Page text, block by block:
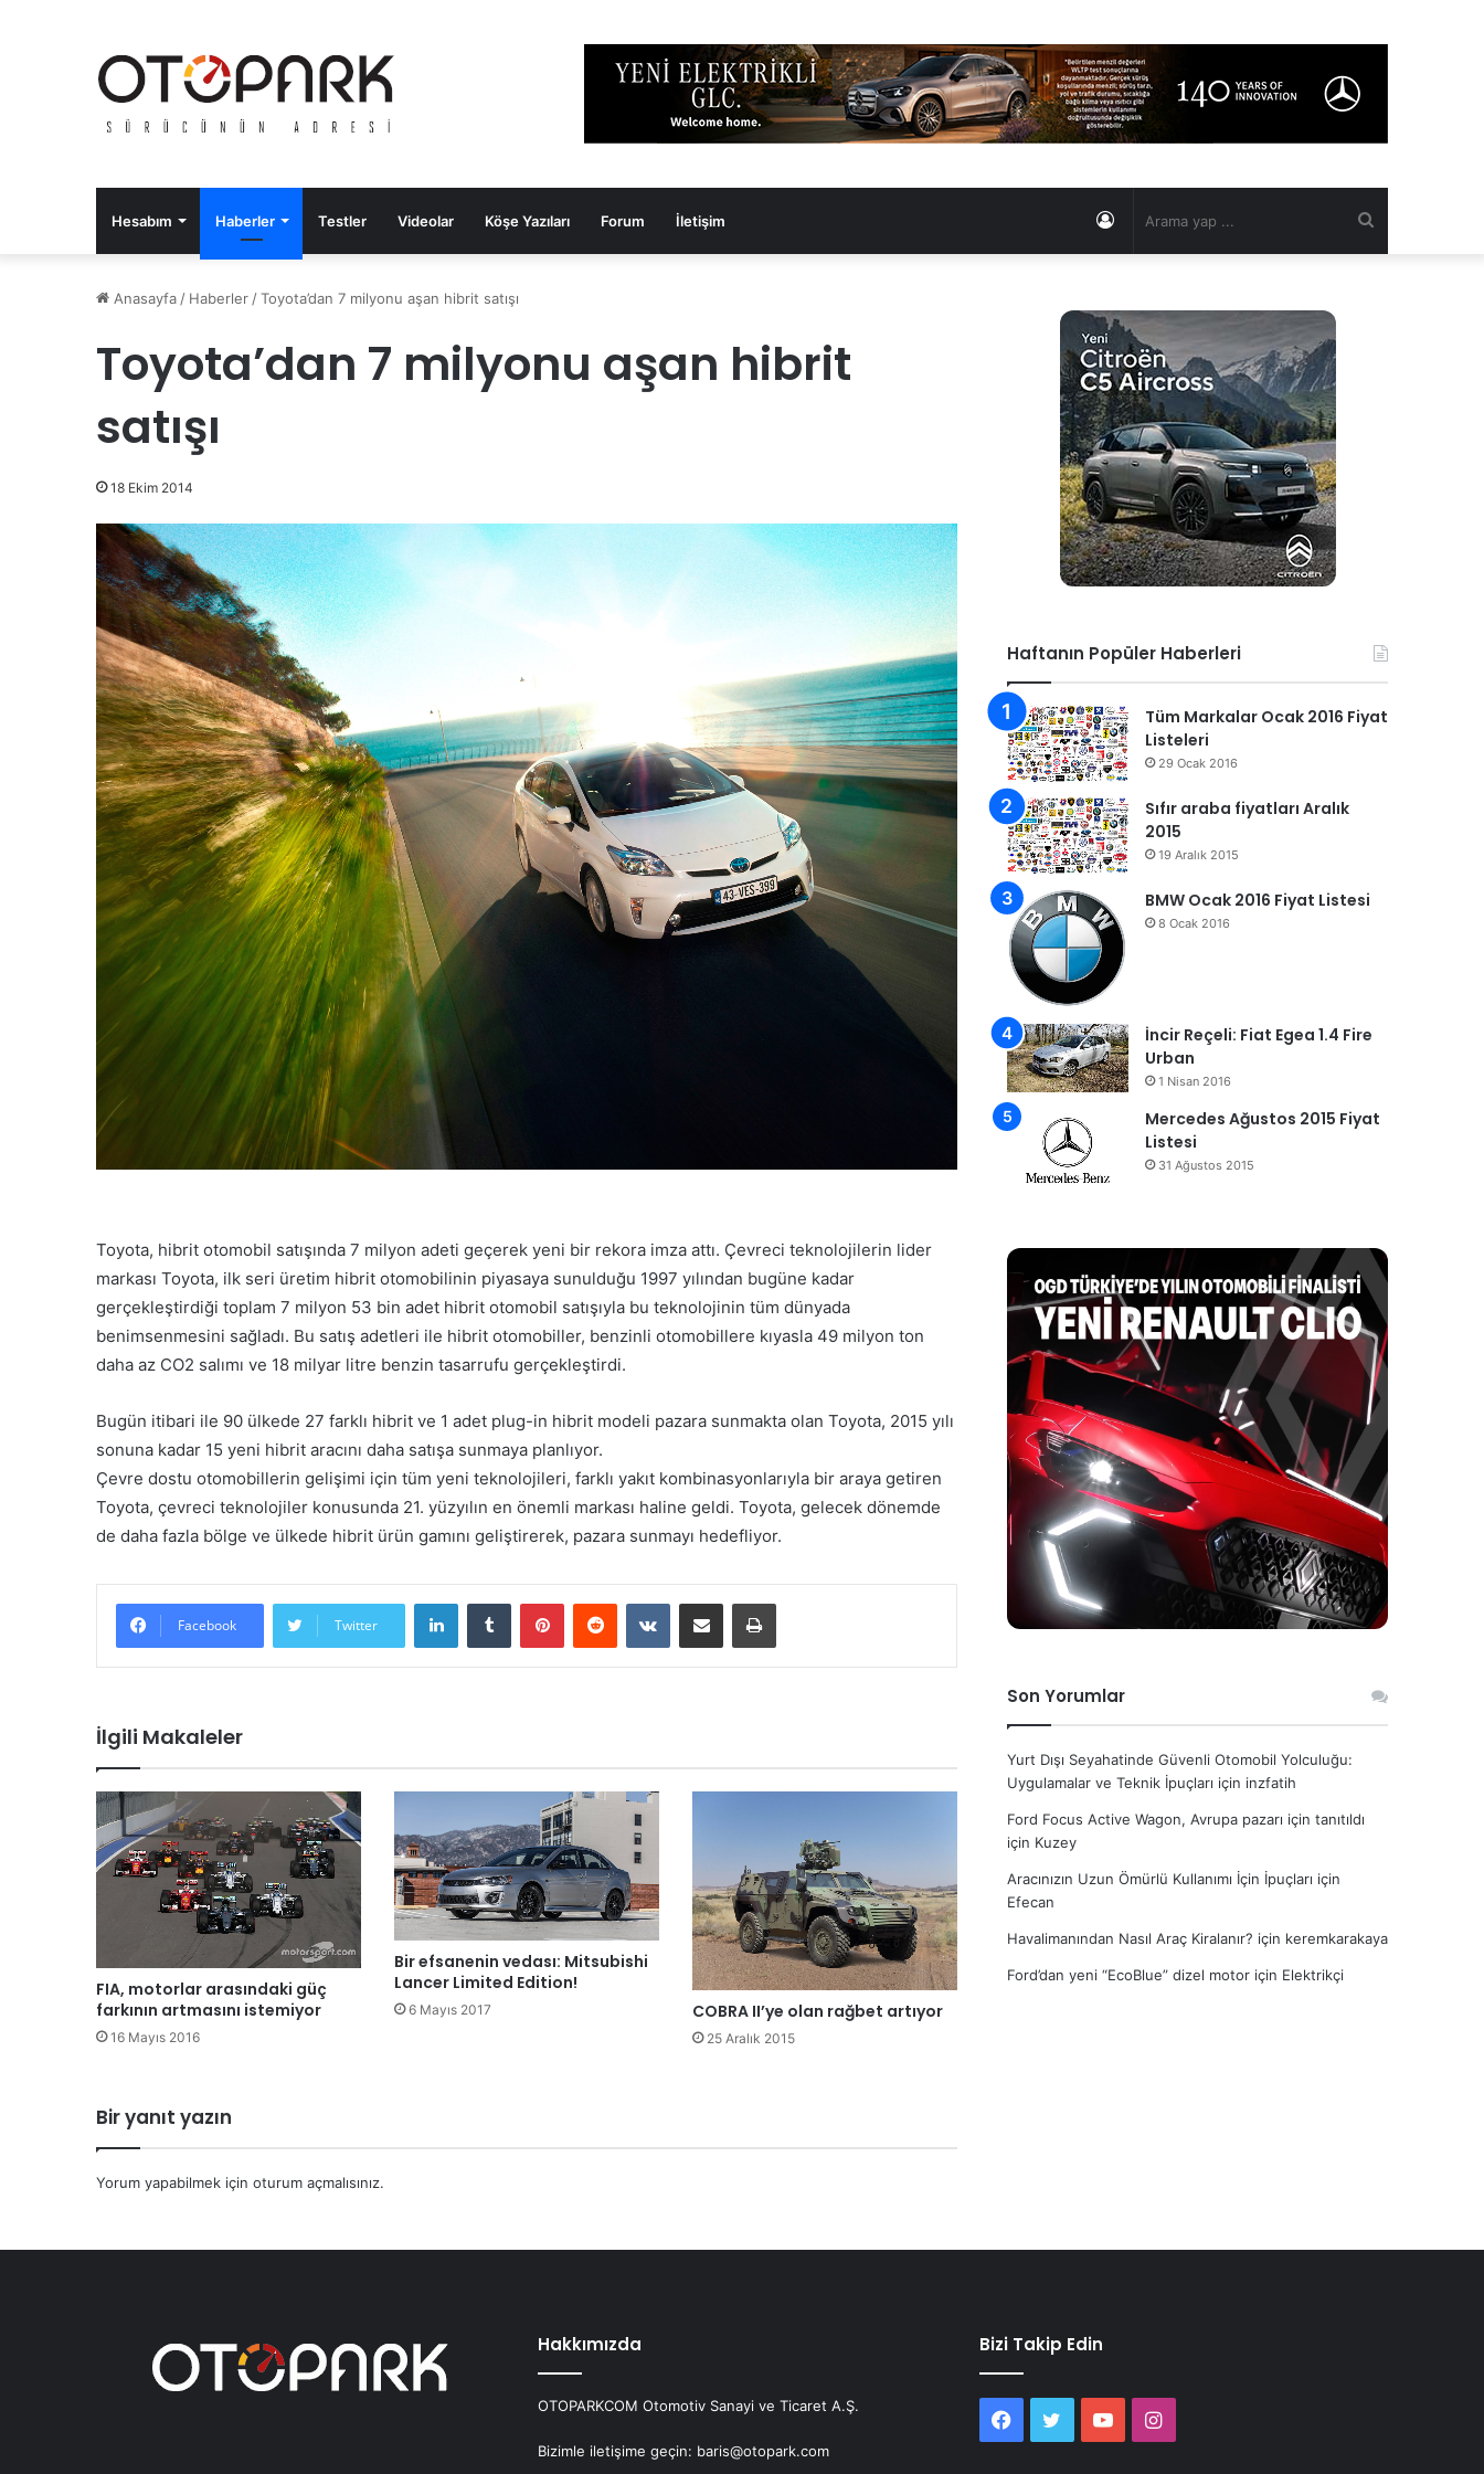
Hesabım Haberler Testler Videolar Köşe Yazıları Forum İletişim Kayıt
Anasayfa / Haberler /Toyota’dan 7 milyonu aşan hibrit satışı
Toyota’dan 7 milyonu aşan hibrit
satışı
18 Ekim 2014
Toyota, hibrit otomobil satışında 7 milyon adeti geçerek yeni bir rekora imza attı. Çevreci teknolojilerin lider
markası Toyota, ilk seri üretim hibrit otomobilinin piyasaya sunulduğu 1997 yılından bugüne kadar
gerçekleştirdiği toplam 7 milyon 53 bin adet hibrit otomobil satışıyla bu teknolojinin tüm dünyada
benimsenmesini sağladı. Bu satış adetleri ile hibrit otomobiller, benzinli otomobillere kıyasla 49 milyon ton
daha az CO2 salımı ve 18 milyar litre benzin tasarrufu gerçekleştirdi.
Bugün itibari ile 90 ülkede 27 farklı hibrit ve 1 adet plug-in hibrit modeli pazara sunmakta olan Toyota, 2015 yılı
sonuna kadar 15 yeni hibrit aracını daha satışa sunmaya planlıyor.
Çevre dostu otomobillerin gelişimi için tüm yeni teknolojileri, farklı yakıt kombinasyonlarıyla bir araya getiren
Toyota, çevreci teknolojiler konusunda 21. yüzyılın en önemli markası haline geldi. Toyota, gelecek dönemde
de daha fazla bölge ve ülkede hibrit ürün gamını geliştirerek, pazara sunmayı hedefliyor.
Facebook Twitter
İlgili Makaleler
FIA, motorlar arasındaki güç
farkının artmasını istemiyor
16 Mayıs 2016
Bir efsanenin vedası: Mitsubishi
Lancer Limited Edition!
6 Mayıs 2017 COBRA II’ye olan rağbet artıyor
25 Aralık 2015
Bir yanıt yazın
Yorum yapabilmek için oturum açmalısınız.
Haftanın Popüler Haberleri
Tüm Markalar Ocak 2016 Fiyat
Listeleri
29 Ocak 2016
Sıfır araba fiyatları Aralık
2015
19 Aralık 2015
BMW Ocak 2016 Fiyat Listesi
8 Ocak 2016
İncir Reçeli: Fiat Egea 1.4 Fire
Urban
1 Nisan 2016
Mercedes Ağustos 2015 Fiyat
Listesi
31 Ağustos 2015
Son Yorumlar
Yurt Dışı Seyahatinde Güvenli Otomobil Yolculuğu:
Uygulamalar ve Teknik İpuçları için inzfatih
Ford Focus Active Wagon, Avrupa pazarı için tanıtıldı
için Kuzey
Aracınızın Uzun Ömürlü Kullanımı İçin İpuçları için
Efecan
Havalimanından Nasıl Araç Kiralanır? için keremkarakaya
Ford’dan yeni “EcoBlue” dizel motor için Elektrikçi
Hakkımızda
OTOPARKCOM Otomotiv Sanayi ve Ticaret A.Ş.
Bizimle iletişime geçin: baris@otopark.com
Bizi Takip Edin
Facebook
TwitterYouTubeInstagram